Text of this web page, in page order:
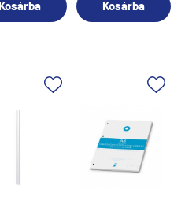
Kosárba Kosárba